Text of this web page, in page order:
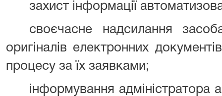
захист інформації
своєчасне надсилання
оригіналів електронних
процесу за їх заявками;
інформування адміністратора